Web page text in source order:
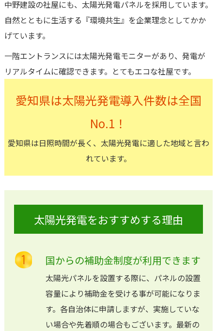
中野建設の社屋にも、太陽光発電パネルを採用しています。
自然とともに生活する『環境共生』を企業理念としてかか
げています。
一階エントランスには太陽光発電モニターがあり、発電が
リアルタイムに確認できます。とてもエコな社屋です。
愛知県は太陽光発電導入件数は全国
No.1！
愛知県は日照時間が長く、太陽光発電に適した地域と言わ
れています。
太陽光発電をおすすめする理由
国からの補助金制度が利用できます
太陽光パネルを設置する際に、パネルの設置
容量により補助金を受ける事が可能になりま
す。各自治体に申請しますが、実施していな
い場合や先着順の場合もございます。最新の